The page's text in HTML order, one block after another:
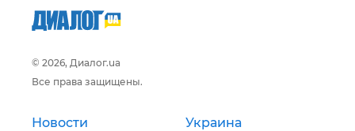
© 2026, Диалог.ua
Все права защищены.
Новости Украина